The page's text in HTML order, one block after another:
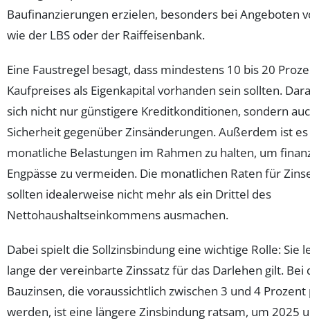
Baufinanzierungen erzielen, besonders bei Angeboten
wie der LBS oder der Raiffeisenbank.
Eine Faustregel besagt, dass mindestens 10 bis 20
Kaufpreises als Eigenkapital vorhanden sein sollten.
sich nicht nur günstigere Kreditkonditionen, sondern
Sicherheit gegenüber Zinsänderungen. Außerdem ist
monatliche Belastungen im Rahmen zu halten, um
Engpässe zu vermeiden. Die monatlichen Raten für
sollten idealerweise nicht mehr als ein Drittel des
Nettohaushaltseinkommens ausmachen.
Dabei spielt die Sollzinsbindung eine wichtige Rolle: Sie
lange der vereinbarte Zinssatz für das Darlehen gilt. Bei
Bauzinsen, die voraussichtlich zwischen 3 und 4
werden, ist eine längere Zinsbindung ratsam, um 2025